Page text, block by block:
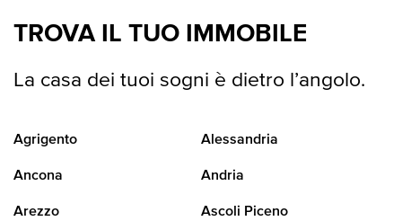
TROVA IL TUO IMMOBILE
La casa dei tuoi sogni è dietro l’angolo.
Agrigento Alessandria
Ancona Andria
Arezzo Ascoli Piceno